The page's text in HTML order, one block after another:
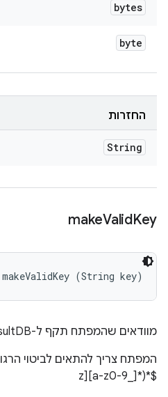
bytes
byte
החזרות
String
makeValidKey
(String key)
מוודאים שהמפתח תקף ל-ResultDB.
z][a-z0-9_]*)*$‎